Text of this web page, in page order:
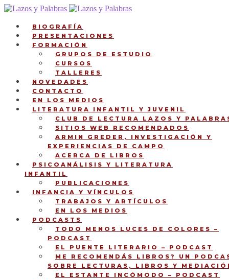
Ir
navegación
Ir
contenidoBIOGRAFÍA
PRESENTACIONES
FORMACIÓN
GRUPOS DE ESTUDIO
CURSOS
TALLERES
NOVEDADES
CONTACTO
EN LOS MEDIOS
LITERATURA INFANTIL Y JUVENIL
CLUB DE LECTURA LAZOS Y
SITIOS WEB RECOMENDADOS
ARMIN GREDER, INVESTIGACIÓN Y
EXPERIENCIAS DE CAMPO
ACERCA DE LIBROS
PSICOANÁLISIS Y LITERATURA
INFANTIL
PUBLICACIONES
INFANCIA Y VÍNCULOS
TRABAJOS Y ARTÍCULOS
EN LOS MEDIOS
PODCASTS
TODO MENOS LUCES DE COLORES –
PODCAST
EL PUENTE LITERARIO – PODCAST
ME RECOMENDÁS LIBROS? UN
SOBRE LECTURAS, LIBROS Y
EL ESTANTE INCÓMODO – PODCAST